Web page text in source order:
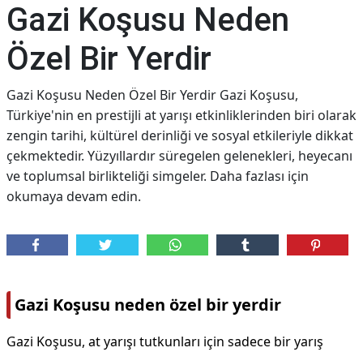
Gazi Koşusu Neden
Özel Bir Yerdir
Gazi Koşusu Neden Özel Bir Yerdir Gazi Koşusu,
Türkiye'nin en prestijli at yarışı etkinliklerinden biri olarak
zengin tarihi, kültürel derinliği ve sosyal etkileriyle dikkat
çekmektedir. Yüzyıllardır süregelen gelenekleri, heyecanı
ve toplumsal birlikteliği simgeler. Daha fazlası için
okumaya devam edin.
Gazi Koşusu neden özel bir yerdir
Gazi Koşusu, at yarışı tutkunları için sadece bir yarış